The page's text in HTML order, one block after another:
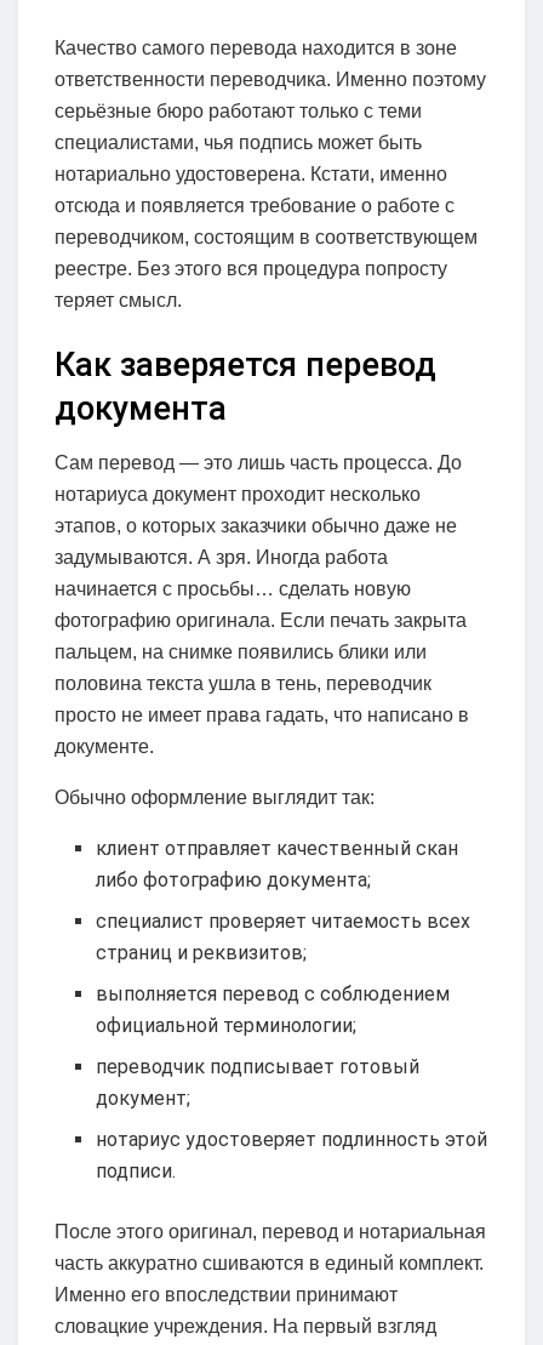
Качество самого перевода находится в зоне
ответственности переводчика. Именно поэтому
серьёзные бюро работают только с теми
специалистами, чья подпись может быть
нотариально удостоверена. Кстати, именно
отсюда и появляется требование о работе с
переводчиком, состоящим в соответствующем
реестре. Без этого вся процедура попросту
теряет смысл.
Как заверяется перевод
документа
Сам перевод — это лишь часть процесса. До
нотариуса документ проходит несколько
этапов, о которых заказчики обычно даже не
задумываются. А зря. Иногда работа
начинается с просьбы… сделать новую
фотографию оригинала. Если печать закрыта
пальцем, на снимке появились блики или
половина текста ушла в тень, переводчик
просто не имеет права гадать, что написано в
документе.
Обычно оформление выглядит так:
клиент отправляет качественный скан
либо фотографию документа;
специалист проверяет читаемость всех
страниц и реквизитов;
выполняется перевод с соблюдением
официальной терминологии;
переводчик подписывает готовый
документ;
нотариус удостоверяет подлинность этой
подписи.
После этого оригинал, перевод и нотариальная
часть аккуратно сшиваются в единый комплект.
Именно его впоследствии принимают
словацкие учреждения. На первый взгляд